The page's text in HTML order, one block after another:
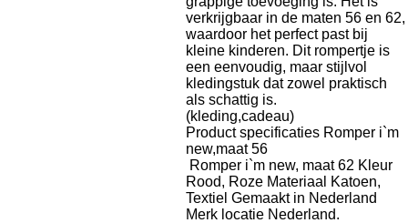
verkrijgbaar in de maten 56 en 62,
waardoor het perfect past bij
kleine kinderen. Dit rompertje is
een eenvoudig, maar stijlvol
kledingstuk dat zowel praktisch
als schattig is.
(kleding,cadeau)
Product specificaties Romper i`m
new,maat 56
Romper i`m new, maat 62 Kleur
Rood, Roze Materiaal Katoen,
Textiel Gemaakt in Nederland
Merk locatie Nederland.